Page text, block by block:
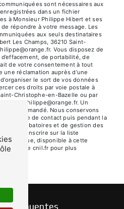
sont nécessaires aux
dans un fichier
à Monsieur Philippe Hibert et ses
répondre à votre message. Les
aux seuls destinataires
Les Champs, 36210 Saint-
Vous disposez de
de portabilité, de
de votre consentement à tout
réclamation auprès d’une
le sort de vos données
ces droits par voie postale à
Christophe-en-Bazelle ou par
hibertphilippe@orange.fr. Un
être demandé. Nous conservons
de prise de contact puis pendant la
fins probatoires et de gestion des
de vous inscrire sur la liste
disponible à cette
le site cnil.fr pour plus
fréquentes